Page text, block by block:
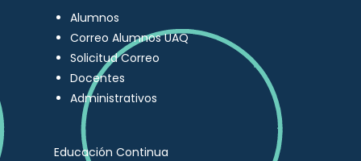
Alumnos
Correo Alumnos UAQ
Solicitud Correo
Docentes
Administrativos
Educación Continua